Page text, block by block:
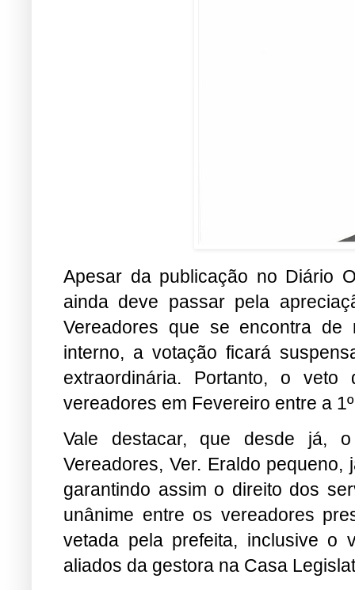
Apesar da publicação no Diário
ainda deve passar pela
Vereadores que se encontra de
interno, a votação ficará
extraordinária. Portanto, o
vereadores em Fevereiro entre a
Vale destacar, que desde já,
Vereadores, Ver. Eraldo
garantindo assim o direito dos
unânime entre os vereadores
vetada pela prefeita, inclusive o
aliados da gestora na Casa